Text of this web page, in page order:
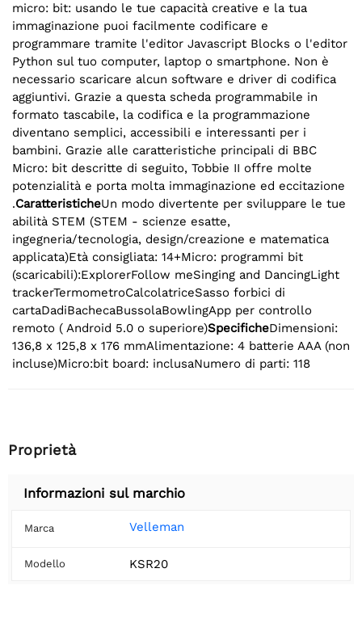
micro: bit: usando le tue capacità creative e la tua
immaginazione puoi facilmente codificare e
programmare tramite l'editor Javascript Blocks o l'editor
Python sul tuo computer, laptop o smartphone. Non è
necessario scaricare alcun software e driver di codifica
aggiuntivi. Grazie a questa scheda programmabile in
formato tascabile, la codifica e la programmazione
diventano semplici, accessibili e interessanti per i
bambini. Grazie alle caratteristiche principali di BBC
Micro: bit descritte di seguito, Tobbie II offre molte
potenzialità e porta molta immaginazione ed eccitazione
.CaratteristicheUn modo divertente per sviluppare le tue
abilità STEM (STEM - scienze esatte,
ingegneria/tecnologia, design/creazione e matematica
applicata)Età consigliata: 14+Micro: programmi bit
(scaricabili):ExplorerFollow meSinging and DancingLight
trackerTermometroCalcolatriceSasso forbici di
cartaDadiBachecaBussolaBowlingApp per controllo
remoto ( Android 5.0 o superiore)SpecificheDimensioni:
136,8 x 125,8 x 176 mmAlimentazione: 4 batterie AAA (non
incluse)Micro:bit board: inclusaNumero di parti: 118
Proprietà
Informazioni sul marchio
Marca Velleman
Modello KSR20